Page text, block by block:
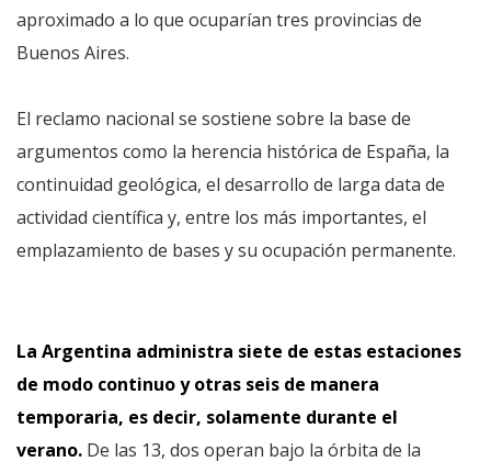
aproximado a lo que ocuparían tres provincias de
Buenos Aires.
El reclamo nacional se sostiene sobre la base de
argumentos como la herencia histórica de España, la
continuidad geológica, el desarrollo de larga data de
actividad científica y, entre los más importantes, el
emplazamiento de bases y su ocupación permanente.
La Argentina administra siete de estas estaciones
de modo continuo y otras seis de manera
temporaria, es decir, solamente durante el
verano. De las 13, dos operan bajo la órbita de la